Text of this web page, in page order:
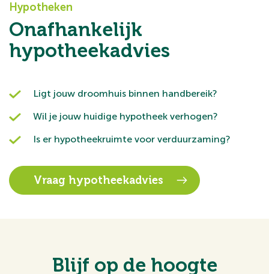
Hypotheken
Onafhankelijk
hypotheekadvies
Ligt jouw droomhuis binnen handbereik?
Wil je jouw huidige hypotheek verhogen?
Is er hypotheekruimte voor verduurzaming?
Vraag hypotheekadvies
Blijf op de hoogte